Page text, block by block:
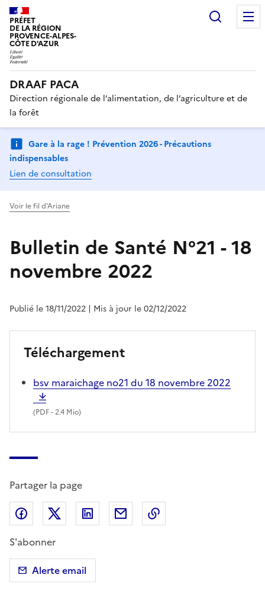
PRÉFET
DE LA RÉGION
PROVENCE-ALPES-
CÔTE D'AZUR
DRAAF PACA
Direction régionale de l’alimentation, de l’agriculture et de
la forêt
Gare à la rage ! Prévention 2026 - Précautions
indispensables
Lien de consultation
Voir le fil d'Ariane
Bulletin de Santé N°21 - 18
novembre 2022
Publié le 18/11/2022 | Mis à jour le 02/12/2022
Téléchargement
bsv maraichage no21 du 18 novembre 2022
(PDF- 2.4 Mio)
Partager la page
Partager sur Facebook
Partager sur X (anciennement Twitter)
Partager sur LinkedIn
Partager par email
S'abonner
Alerte email